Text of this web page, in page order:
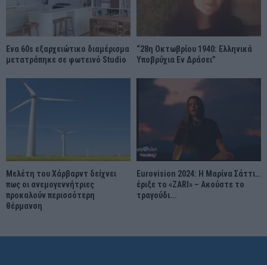
Ένα 60s εξαρχειώτικο διαμέρισμα
μετατράπηκε σε φωτεινό Studio
“28η Οκτωβρίου 1940: Ελληνικά
Υποβρύχια Εν Δράσει”
Μελέτη του Χάρβαρντ δείχνει
πως οι ανεμογεννήτριες
προκαλούν περισσότερη
θέρμανση
Eurovision 2024: Η Μαρίνα Σάττι…
έριξε το «ZARI» – Ακούστε το
τραγούδι...